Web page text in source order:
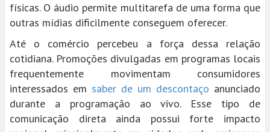
físicas. O áudio permite multitarefa de uma forma que
outras mídias dificilmente conseguem oferecer.
Até o comércio percebeu a força dessa relação
cotidiana. Promoções divulgadas em programas locais
frequentemente movimentam consumidores
interessados em saber de um descontaço anunciado
durante a programação ao vivo. Esse tipo de
comunicação direta ainda possui forte impacto